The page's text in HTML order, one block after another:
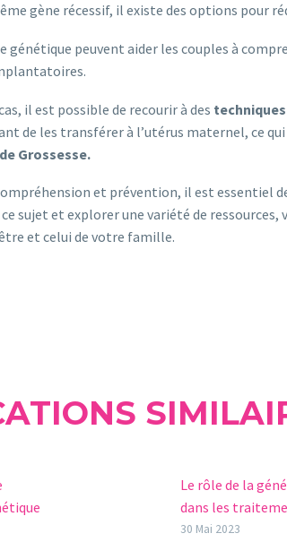
gène récessif, il existe des options pour
génétique peuvent aider les couples à
il est possible de recourir à des
de les transférer à l’utérus maternel, ce
Grossesse.
et prévention, il est
sujet et explorer une variété de
et celui de votre famille.
(DGP)
Le rôle de la
dans les
fertilité
30 Mai 2023